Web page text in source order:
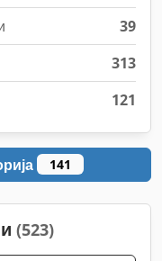
39
313
121
141
(523)